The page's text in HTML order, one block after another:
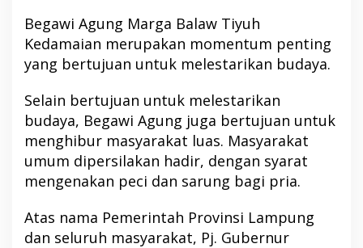
Begawi Agung Marga Balaw Tiyuh
Kedamaian merupakan momentum penting
yang bertujuan untuk melestarikan budaya.
Selain bertujuan untuk melestarikan
budaya, Begawi Agung juga bertujuan untuk
menghibur masyarakat luas. Masyarakat
umum dipersilakan hadir, dengan syarat
mengenakan peci dan sarung bagi pria.
Atas nama Pemerintah Provinsi Lampung
dan seluruh masyarakat, Pj. Gubernur